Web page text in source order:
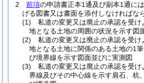
2
前項の申請書正本1通及び副本1通に
げる図書又は書面を添付しなければな
(1)
私道の変更又は廃止の承認を受
地となる土地の周囲の状況を示す図
(2)
私道の変更又は廃止の承認を受
地となる土地に関係のある土地の1
び境界線を示す図面並びに実測図
(3)
私道の変更又は廃止の承認を受け
界線及びその中心線を示す肩石、杭